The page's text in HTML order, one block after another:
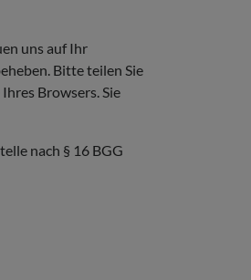
uns auf Ihr
Bitte teilen Sie
Browsers. Sie
nach § 16 BGG